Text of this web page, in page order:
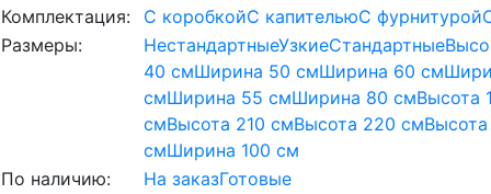
Комплектация:
С коробкойС капительюС фурнитурой
Размеры:
НестандартныеУзкиеСтандартные
40 смШирина 50 смШирина 60 см
смШирина 55 смШирина 80 смВысота
смВысота 210 смВысота 220 см
смШирина 100 см
По наличию:
На заказГотовые